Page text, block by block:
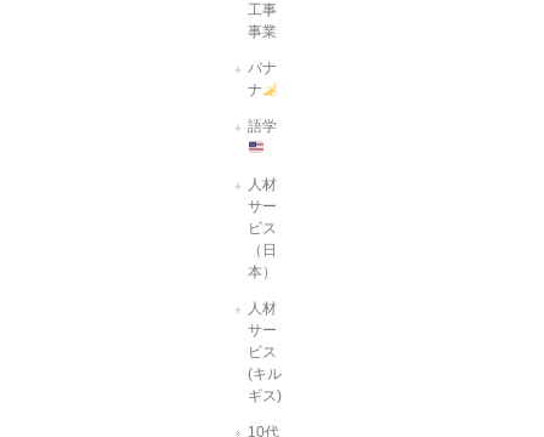
工事
事業
バナ
ナ
語学
人材
サー
ビス
（日
本）
人材
サー
ビス
(キル
ギス)
10代